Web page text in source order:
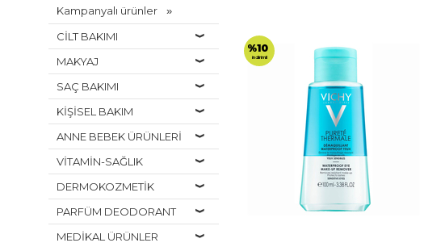
Kampanyalı ürünler
CİLT BAKIMI
MAKYAJ
SAÇ BAKIMI
KİŞİSEL BAKIM
ANNE BEBEK ÜRÜNLERİ
VİTAMİN-SAĞLIK
DERMOKOZMETİK
PARFÜM DEODORANT
MEDİKAL ÜRÜNLER
%10
indirimli